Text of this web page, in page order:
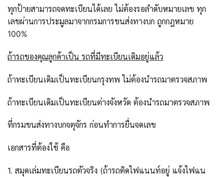
ทุกป้ายสามารถจดทะเบียนได้เลย ไม่ต้องรอลำดับหมายเลข ทุก
เลขผ่านการประมูลมาจากกรมการขนส่งทางบก ถูกกฎหมาย
100%
ถ้ารถของคุณลูกค้าเป็น รถที่มีทะเบียนเดิมอยู่แล้ว
ถ้าทะเบียนเดิมเป็นทะเบียนกรุงทพ ไม่ต้องนำรถมาตรวจสภาพ
ถ้าทะเบียนเดิมเป็นทะเบียนต่างจังหวัด ต้องนำรถมาตรวจสภาพ
ที่กรมขนส่งทางบกจตุจักร ก่อนทำการยื่นจดเลข
เอกสารที่ต้องใช้ คือ
1. สมุดเล่มทะเบียนรถตัวจริง (ถ้ารถติดไฟแนนท์อยู่ แจ้งไฟแน